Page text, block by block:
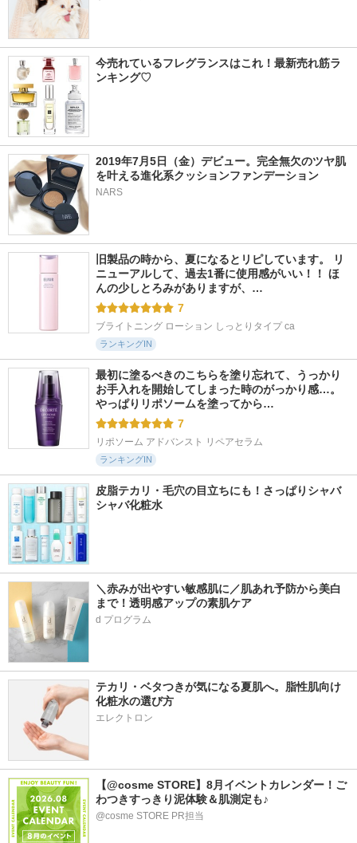
今売れているフレグランスはこれ！最新売れ筋ラ
ンキング♡
2019年7月5日（金）デビュー。完全無欠のツヤ肌
を叶える進化系クッションファンデーション
NARS
旧製品の時から、夏になるとリピしています。 リ
ニューアルして、過去1番に使用感がいい！！ ほ
んの少しとろみがありますが、…
7
ブライトニング ローション しっとりタイプ ca
ランキングIN
最初に塗るべきのこちらを塗り忘れて、うっかり
お手入れを開始してしまった時のがっかり感…。
やっぱりリポソームを塗ってから…
7
リポソーム アドバンスト リペアセラム
ランキングIN
皮脂テカリ・毛穴の目立ちにも！さっぱりシャバ
シャバ化粧水
＼赤みが出やすい敏感肌に／肌あれ予防から美白
まで！透明感アップの素肌ケア
d プログラム
テカリ・ベタつきが気になる夏肌へ。脂性肌向け
化粧水の選び方
エレクトロン
【@cosme STORE】8月イベントカレンダー！ご
わつきすっきり泥体験＆肌測定も♪
@cosme STORE PR担当